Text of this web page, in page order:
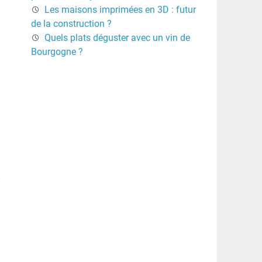
Les maisons imprimées en 3D : futur
de la construction ?
Quels plats déguster avec un vin de
Bourgogne ?